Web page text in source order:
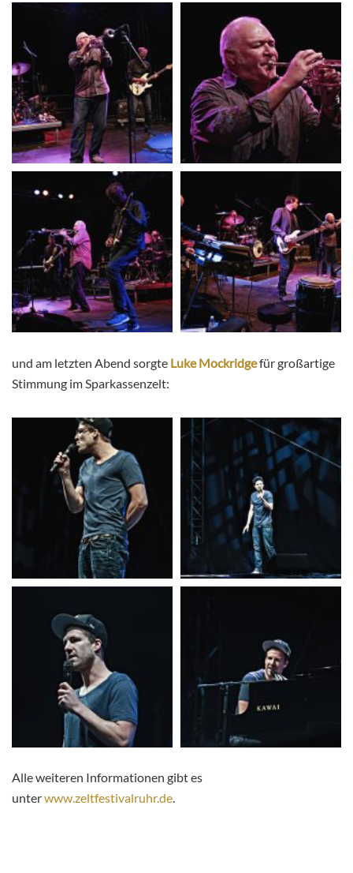
und am letzten Abend sorgte Luke Mockridgefür großartige
Stimmung im Sparkassenzelt:
Alle weiteren Informationen gibt es
unterwww.zeltfestivalruhr.de